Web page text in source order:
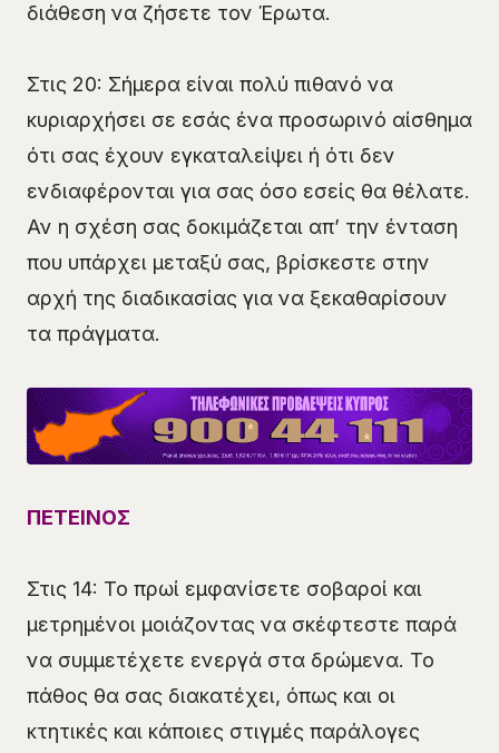
διάθεση να ζήσετε τον Έρωτα.
Στις 20: Σήμερα είναι πολύ πιθανό να
κυριαρχήσει σε εσάς ένα προσωρινό αίσθημα
ότι σας έχουν εγκαταλείψει ή ότι δεν
ενδιαφέρονται για σας όσο εσείς θα θέλατε.
Αν η σχέση σας δοκιμάζεται απ’ την ένταση
που υπάρχει μεταξύ σας, βρίσκεστε στην
αρχή της διαδικασίας για να ξεκαθαρίσουν
τα πράγματα.
ΠΕΤΕΙΝΟΣ
Στις 14: Το πρωί εμφανίσετε σοβαροί και
μετρημένοι μοιάζοντας να σκέφτεστε παρά
να συμμετέχετε ενεργά στα δρώμενα. Το
πάθος θα σας διακατέχει, όπως και οι
κτητικές και κάποιες στιγμές παράλογες